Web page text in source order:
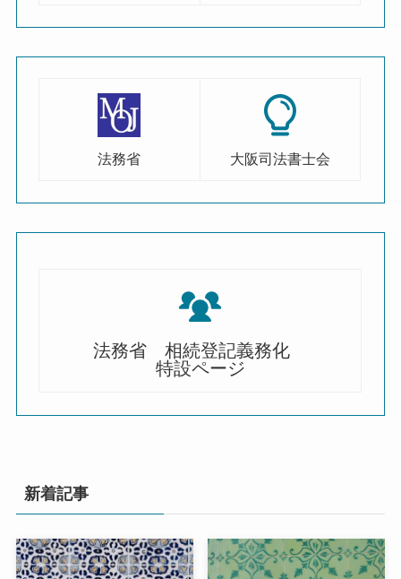
法務省 大阪司法書士会
法務省 相続登記義務化
特設ページ
新着記事